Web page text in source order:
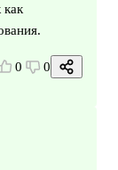
как
0 0